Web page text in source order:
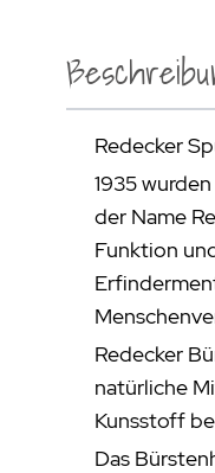
Redecker
1935
der Name
Funktion
Redecker
natürliche
Kunsstoff
Das